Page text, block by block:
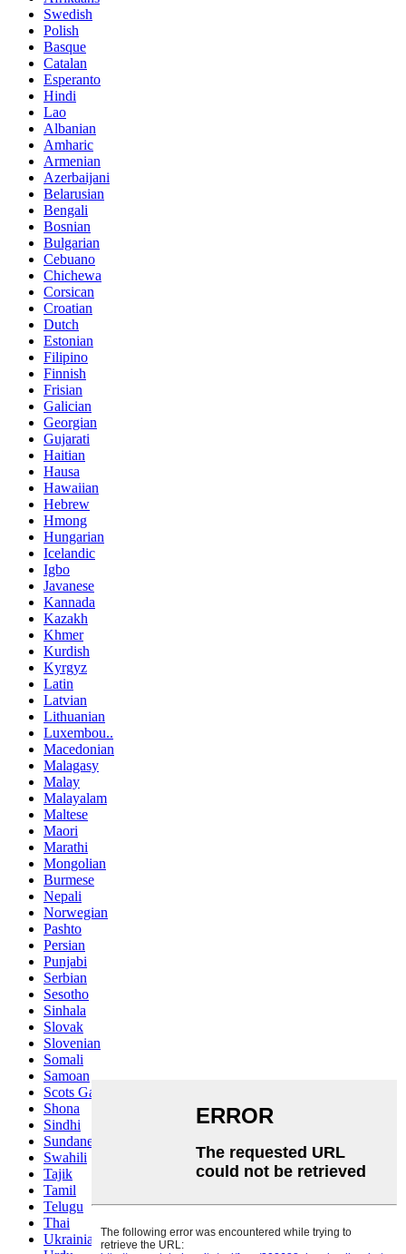
Swedish
Polish
Basque
Catalan
Esperanto
Hindi
Lao
Albanian
Amharic
Armenian
Azerbaijani
Belarusian
Bengali
Bosnian
Bulgarian
Cebuano
Chichewa
Corsican
Croatian
Dutch
Estonian
Filipino
Finnish
Frisian
Galician
Georgian
Gujarati
Haitian
Hausa
Hawaiian
Hebrew
Hmong
Hungarian
Icelandic
Igbo
Javanese
Kannada
Kazakh
Khmer
Kurdish
Kyrgyz
Latin
Latvian
Lithuanian
Luxembou..
Macedonian
Malagasy
Malay
Malayalam
Maltese
Maori
Marathi
Mongolian
Burmese
Nepali
Norwegian
Pashto
Persian
Punjabi
Serbian
Sesotho
Sinhala
Slovak
Slovenian
Somali
Samoan
Scots Gaelic
Shona
Sindhi
Sundanese
Swahili
Tajik
Tamil
Telugu
Thai
Ukrainian